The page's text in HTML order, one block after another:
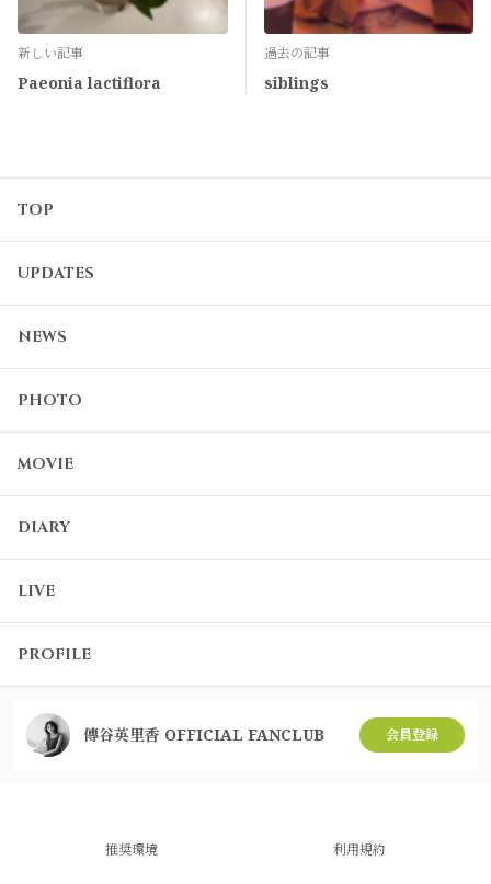
新しい記事
Paeonia lactiflora
過去の記事
siblings
TOP
UPDATES
NEWS
PHOTO
MOVIE
DIARY
LIVE
PROFILE
傳谷英里香 OFFICIAL FANCLUB 会員登録
推奨環境 利用規約